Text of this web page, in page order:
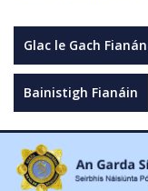
Glac le Gach Fianán
Bainistigh Fianáin